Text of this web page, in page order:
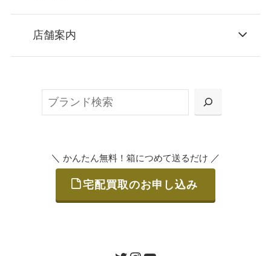
お申込み
または梱包材不要の「集荷申込」からお選び
ご発送
店舗案内
＼ かんたん無料！箱につめて送るだけ ／
宅配買取のお申し込み